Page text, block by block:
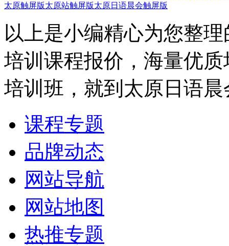
太原触屏版太原站触屏版太原日语晨会触屏版
以上是小编精心为您整
培训课程报价，海量优
培训班，就到太原日语晨
课程专题
品牌动态
网站导航
网站地图
热推专题